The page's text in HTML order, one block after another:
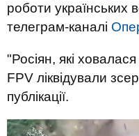
роботи українських
телеграм-каналі
"Росіян, які
FPV ліквідували
публікації.